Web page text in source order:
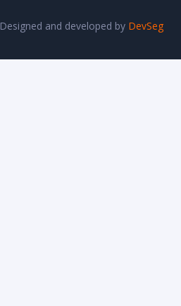
Designed and developed by DevSeg